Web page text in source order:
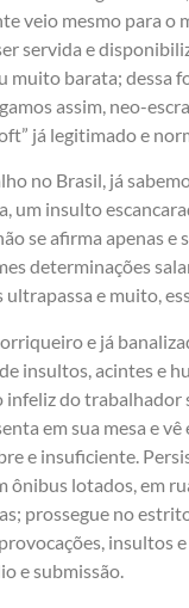
veio mesmo para o
servida e
muito barata; dessa
assim, neo-
já legitimado e
no Brasil, já
um insulto
se afirma apenas e
determinações
e muito,
e já
insultos, acintes e
infeliz do trabalhador
em sua mesa e
e insuficiente.
ônibus lotados, em
prossegue no
insultos
e submissão.